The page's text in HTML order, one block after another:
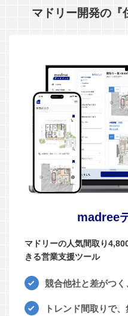
マドリー開発の『
madree
マドリーの人気間取り
きる営業支援ツール
競合他社と差がつ
トレンド間取りで